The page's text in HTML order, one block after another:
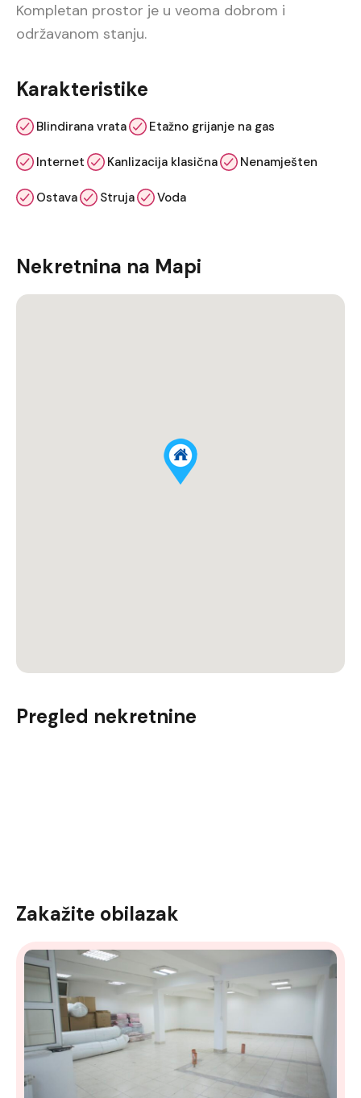
Kompletan prostor je u veoma dobrom i
održavanom stanju.
Karakteristike
Blindirana vrata Etažno grijanje na gas
Internet Kanlizacija klasična Nenamješten
Ostava Struja Voda
Nekretnina na Mapi
Pregled nekretnine
Zakažite obilazak